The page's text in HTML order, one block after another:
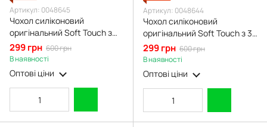
Артикул: 0048645
Чохол силіконовий
оригінальний Soft Touch з
3D принтом кумедний тед
ведмідик для Samsung
Galaxy A25 5G (SM-A256B)
рожевий (Повний захист
камери)
299 грн 600 грн
В наявності
Оптові ціни
Артикул: 0048644
Чохол силіконовий
оригінальний Soft Touch з 3D
принтом кумедний тед
ведмідик для Samsung
Galaxy A25 5G (SM-A256B)
молочний (Повний захист
камери)
299 грн 600 грн
В наявності
Оптові ціни